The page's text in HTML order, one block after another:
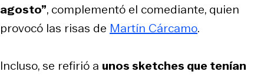
agosto”, complementó el comediante, quien
provocó las risas de Martín Cárcamo.
Incluso, se refirió a unos sketches que tenían